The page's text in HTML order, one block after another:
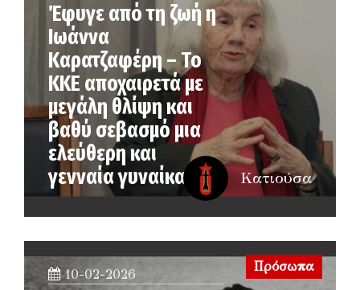
Έφυγε από τη ζωή η
Ιωάννα
Καρατζαφέρη – Το
ΚΚΕ αποχαιρετά με
μεγάλη θλίψη και
βαθύ σεβασμό μια
ελεύθερη και
γενναία γυναίκα
Κατιούσα
10-02-2026 Πρόσωπα